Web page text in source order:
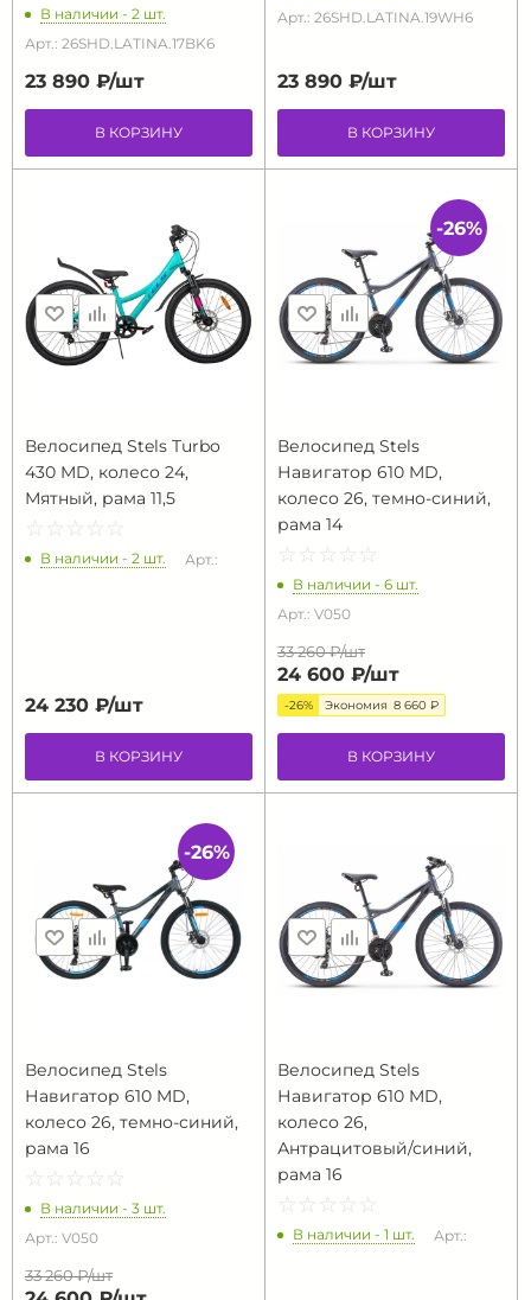
В наличии - 2 шт.
Арт.: 26SHD.LATINA.17BK6
23 890 ₽/шт
В КОРЗИНУ
Арт.: 26SHD.LATINA.19WH6
23 890 ₽/шт
В КОРЗИНУ
Велосипед Stels Turbo
430 MD, колесо 24,
Мятный, рама 11,5
☆ ☆ ☆ ☆ ☆
★ ★ ★ ★ ★
В наличии - 2 шт. Арт.:
24 230 ₽/шт
В КОРЗИНУ
Велосипед Stels
Навигатор 610 MD,
колесо 26, темно-синий,
рама 14
☆ ☆ ☆ ☆ ☆
★ ★ ★ ★ ★
В наличии - 6 шт.
Арт.: V050
33 260 ₽/шт
24 600 ₽/шт
-26% Экономия 8 660 ₽
В КОРЗИНУ
-26%
Велосипед Stels
Навигатор 610 MD,
колесо 26, темно-синий,
рама 16
☆ ☆ ☆ ☆ ☆
★ ★ ★ ★ ★
В наличии - 3 шт.
Арт.: V050
33 260 ₽/шт
-26%
Велосипед Stels
Навигатор 610 MD,
колесо 26,
Антрацитовый/синий,
рама 16
☆ ☆ ☆ ☆ ☆
★ ★ ★ ★ ★
В наличии - 1 шт. Арт.: